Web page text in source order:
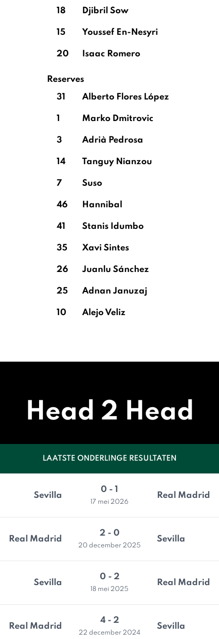
18 Djibril Sow
15 Youssef En-Nesyri
20 Isaac Romero
Reserves
31
Alberto Flores López
1 Marko Dmitrovic
3 Adrià Pedrosa
14 Tanguy Nianzou
7 Suso
46 Hannibal
41 Stanis Idumbo
35 Xavi Sintes
26 Juanlu Sánchez
25 Adnan Januzaj
10 Alejo Veliz
Head 2 Head
LAATSTE ONDERLINGE RESULTATEN
Sevilla
0 - 1
17 mei 2026
Real Madrid
Real Madrid
2 - 0
20 december 2025
Sevilla
Sevilla
0 - 2
18 mei 2025
Real Madrid
Real Madrid
4 - 2
22 december 2024
Sevilla